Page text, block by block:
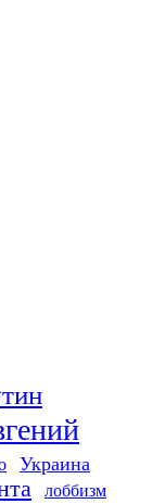
Украина
лоббизм